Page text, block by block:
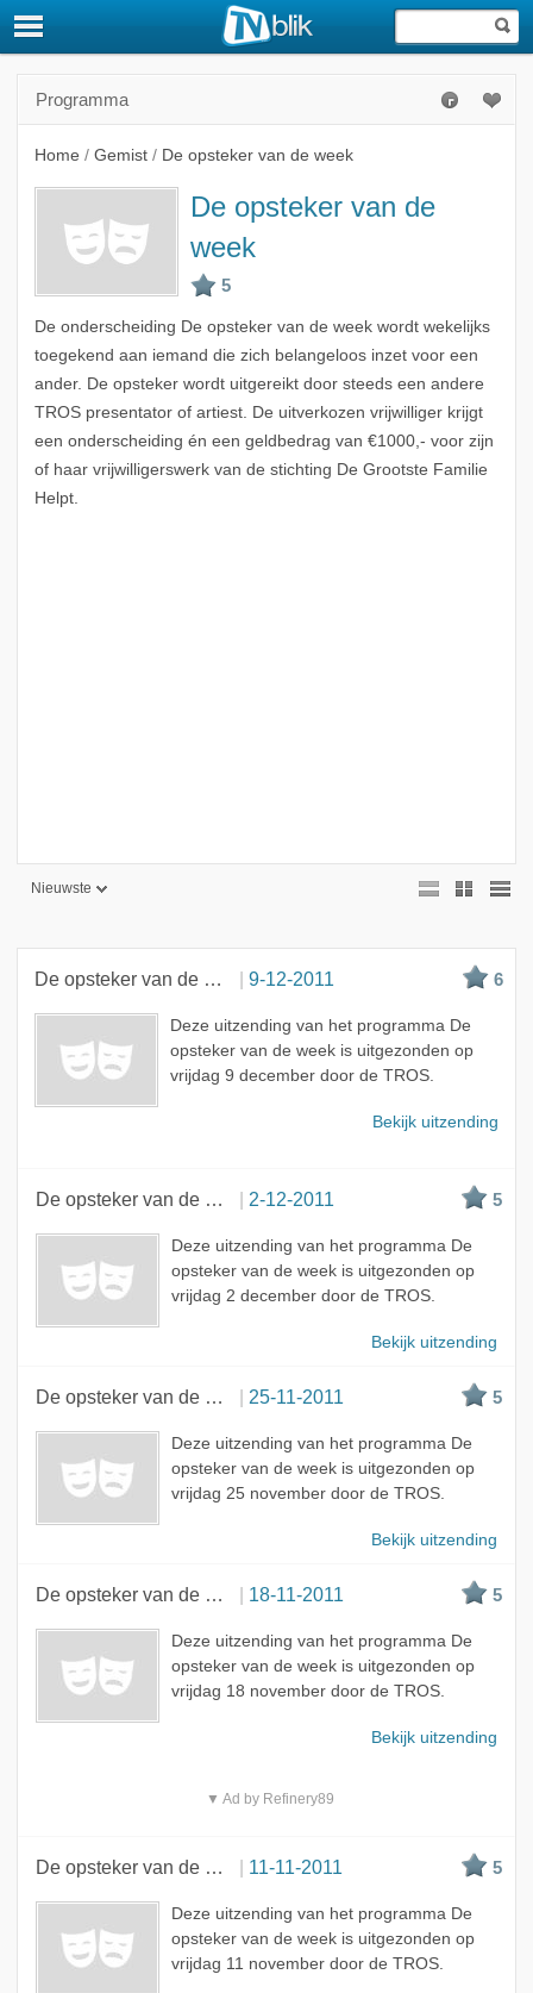
Programma
Home / Gemist / De opsteker van de week
De opsteker van de
week
De onderscheiding De opsteker van de week wordt wekelijks
toegekend aan iemand die zich belangeloos inzet voor een
ander. De opsteker wordt uitgereikt door steeds een andere
TROS presentator of artiest. De uitverkozen vrijwilliger krijgt
een onderscheiding én een geldbedrag van €1000,- voor zijn
of haar vrijwilligerswerk van de stichting De Grootste Familie
Helpt.
Nieuwste
De opsteker van de week 9-12-2011 6
Deze uitzending van het programma De
opsteker van de week is uitgezonden op
vrijdag 9 december door de TROS.
Bekijk uitzending
De opsteker van de week 2-12-2011 5
Deze uitzending van het programma De
opsteker van de week is uitgezonden op
vrijdag 2 december door de TROS.
Bekijk uitzending
De opsteker van de week 25-11-2011 5
Deze uitzending van het programma De
opsteker van de week is uitgezonden op
vrijdag 25 november door de TROS.
Bekijk uitzending
De opsteker van de week 18-11-2011 5
Deze uitzending van het programma De
opsteker van de week is uitgezonden op
vrijdag 18 november door de TROS.
Bekijk uitzending
▼ Ad by Refinery89
De opsteker van de week 11-11-2011 5
Deze uitzending van het programma De
opsteker van de week is uitgezonden op
vrijdag 11 november door de TROS.